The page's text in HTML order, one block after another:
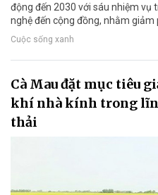
động đến 2030 với sáu nhiệm vụ
nghệ đến cộng đồng, nhằm giảm
Cuộc sống xanh
Cà Mau đặt mục tiêu
khí nhà kính trong
thải